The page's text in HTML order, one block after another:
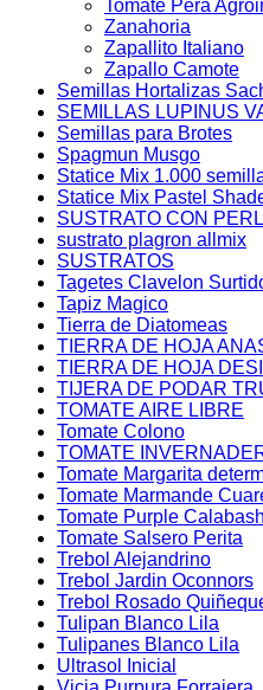
Tomate Pera
Zanahoria
Zapallito Italiano
Zapallo Camote
Semillas Hortalizas
SEMILLAS LUPINUS
Semillas para Brotes
Spagmun Musgo
Statice Mix 1.000
Statice Mix Pastel
SUSTRATO CON
sustrato plagron allmix
SUSTRATOS
Tagetes Clavelon
Tapiz Magico
Tierra de Diatomeas
TIERRA DE HOJA
TIERRA DE HOJA
TIJERA DE PODAR
TOMATE AIRE LIBRE
Tomate Colono
TOMATE
Tomate Margarita
Tomate Marmande
Tomate Purple Calabash
Tomate Salsero Perita
Trebol Alejandrino
Trebol Jardin Oconnors
Trebol Rosado
Tulipan Blanco Lila
Tulipanes Blanco Lila
Ultrasol Inicial